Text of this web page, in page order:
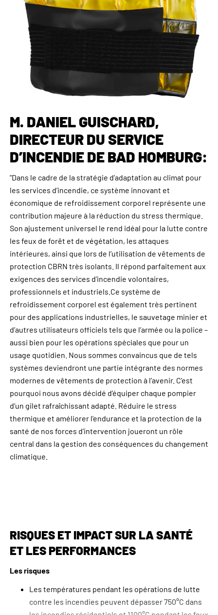
M. DANIEL GUISCHARD,
DIRECTEUR DU SERVICE
D’INCENDIE DE BAD HOMBURG:
"Dans le cadre de la stratégie d’adaptation au climat pour
les services d’incendie, ce système innovant et
économique de refroidissement corporel représente une
contribution majeure à la réduction du stress thermique.
Son ajustement universel le rend idéal pour la lutte contre
les feux de forêt et de végétation, les attaques
intérieures, ainsi que lors de l’utilisation de vêtements de
protection CBRN très isolants. Il répond parfaitement aux
exigences des services d’incendie volontaires,
professionnels et industriels.Ce système de
refroidissement corporel est également très pertinent
pour des applications industrielles, le sauvetage minier et
d’autres utilisateurs officiels tels que l’armée ou la police –
aussi bien pour les opérations spéciales que pour un
usage quotidien. Nous sommes convaincus que de tels
systèmes deviendront une partie intégrante des normes
modernes de vêtements de protection à l’avenir. C’est
pourquoi nous avons décidé d’équiper chaque pompier
d’un gilet rafraîchissant adapté. Réduire le stress
thermique et améliorer l’endurance et la protection de la
santé de nos forces d’intervention joueront un rôle
central dans la gestion des conséquences du changement
climatique.
RISQUES ET IMPACT SUR LA SANTÉ
ET LES PERFORMANCES
Les risques
Les températures pendant les opérations de lutte
contre les incendies peuvent dépasser 750°C dans